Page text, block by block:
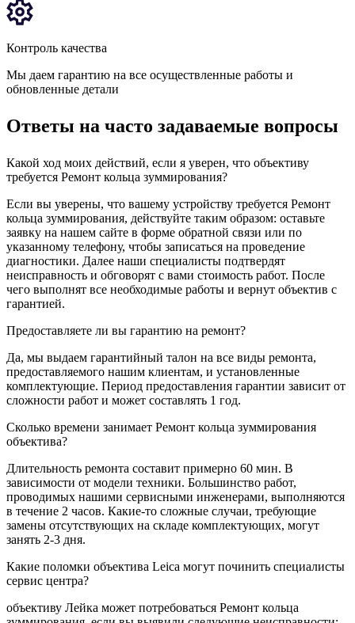
Контроль качества
Мы даем гарантию на все осуществленные работы и
обновленные детали
Ответы на часто задаваемые вопросы
Какой ход моих действий, если я уверен, что объективу
требуется Ремонт кольца зуммирования?
Если вы уверены, что вашему устройству требуется Ремонт
кольца зуммирования, действуйте таким образом: оставьте
заявку на нашем сайте в форме обратной связи или по
указанному телефону, чтобы записаться на проведение
диагностики. Далее наши специалисты подтвердят
неисправность и обговорят с вами стоимость работ. После
чего выполнят все необходимые работы и вернут объектив с
гарантией.
Предоставляете ли вы гарантию на ремонт?
Да, мы выдаем гарантийный талон на все виды ремонта,
предоставляемого нашим клиентам, и установленные
комплектующие. Период предоставления гарантии зависит от
сложности работ и может составлять 1 год.
Сколько времени занимает Ремонт кольца зуммирования
объектива?
Длительность ремонта составит примерно 60 мин. В
зависимости от модели техники. Большинство работ,
проводимых нашими сервисными инженерами, выполняются
в течение 2 часов. Какие-то сложные случаи, требующие
замены отсутствующих на складе комплектующих, могут
занять 2-3 дня.
Какие поломки объектива Leica могут починить специалисты
сервис центра?
объективу Лейка может потребоваться Ремонт кольца